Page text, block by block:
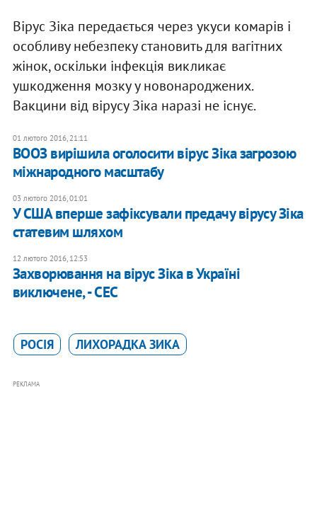
Вірус Зіка передається через укуси комарів і
особливу небезпеку становить для вагітних
жінок, оскільки інфекція викликає
ушкодження мозку у новонароджених.
Вакцини від вірусу Зіка наразі не існує.
01 лютого 2016, 21:11
ВООЗ вирішила оголосити вірус Зіка загрозою
міжнародного масштабу
03 лютого 2016, 01:01
У США вперше зафіксували предачу вірусу Зіка
статевим шляхом
12 лютого 2016, 12:53
Захворювання на вірус Зіка в Україні
виключене, - СЕС
РОСІЯ ЛИХОРАДКА ЗИКА
РЕКЛАМА